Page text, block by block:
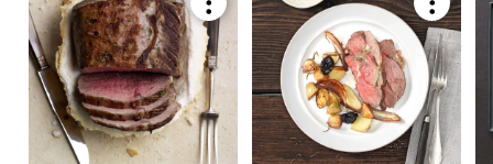
Bookmark
recipe
or
add
it
to
your
collections.
recipe
or
add
it
to
your